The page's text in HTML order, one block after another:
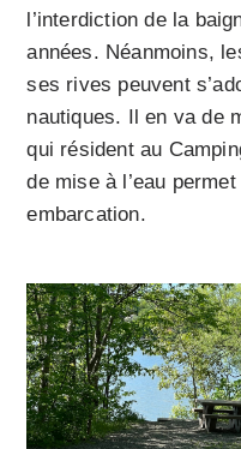
l’interdiction de la
années. Néanmoins,
ses rives peuvent
nautiques. Il en va de
qui résident au
de mise à l’eau
embarcation.